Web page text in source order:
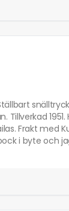
1951.
Frakt med
i byte och